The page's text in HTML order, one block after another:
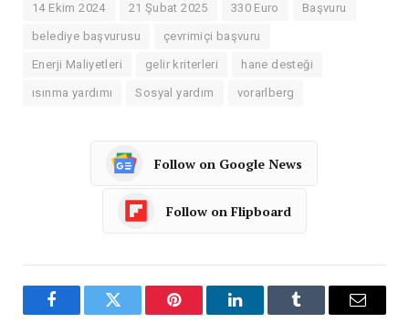
14 Ekim 2024 21 Şubat 2025 330 Euro Başvuru
belediye başvurusu çevrimiçi başvuru
Enerji Maliyetleri gelir kriterleri hane desteği
ısınma yardımı Sosyal yardım vorarlberg
Follow on Google News
Follow on Flipboard
FacebookTwitter Pinterest LinkedInTumblr Email